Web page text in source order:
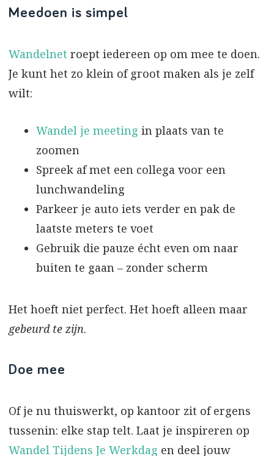
Meedoen is simpel
Wandelnet roept iedereen op om mee te doen.
Je kunt het zo klein of groot maken als je zelf
wilt:
Wandel je meeting in plaats van te
zoomen
Spreek af met een collega voor een
lunchwandeling
Parkeer je auto iets verder en pak de
laatste meters te voet
Gebruik die pauze écht even om naar
buiten te gaan – zonder scherm
Het hoeft niet perfect. Het hoeft alleen maar
gebeurd te zijn.
Doe mee
Of je nu thuiswerkt, op kantoor zit of ergens
tussenin: elke stap telt. Laat je inspireren op
Wandel Tijdens Je Werkdag en deel jouw